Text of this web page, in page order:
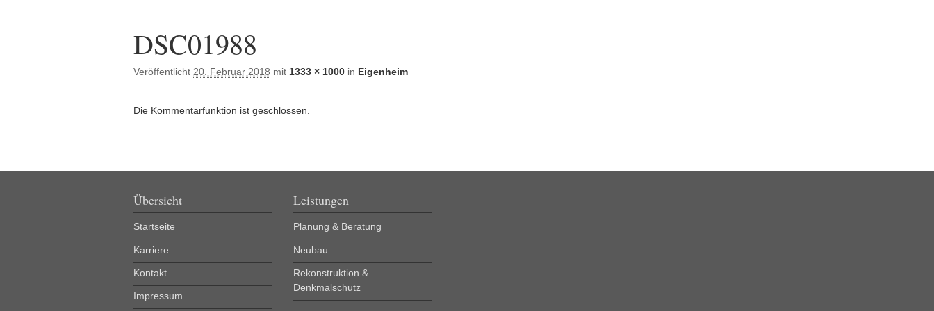
DSC01988
Veröffentlicht 20. Februar 2018 mit 1333 × 1000 in Eigenheim
Die Kommentarfunktion ist geschlossen.
Übersicht
Startseite
Karriere
Kontakt
Impressum
Leistungen
Planung & Beratung
Neubau
Rekonstruktion &
Denkmalschutz